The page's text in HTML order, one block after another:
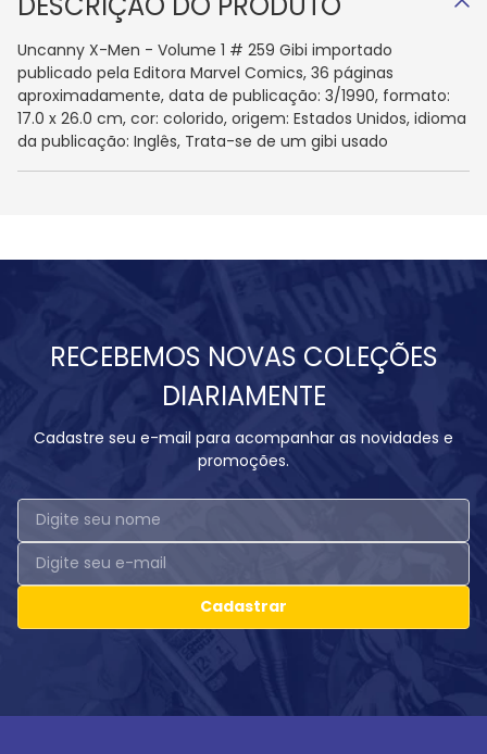
Uncanny X-Men - Volume 1 # 259 Gibi importado
publicado pela Editora Marvel Comics, 36 páginas
aproximadamente, data de publicação: 3/1990, formato:
17.0 x 26.0 cm, cor: colorido, origem: Estados Unidos, idioma
da publicação: Inglês, Trata-se de um gibi usado
RECEBEMOS NOVAS COLEÇÕES
DIARIAMENTE
Cadastre seu e-mail para acompanhar as novidades e
promoções.
Cadastrar